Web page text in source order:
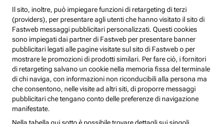
Il sito, inoltre, può impiegare funzioni di retargeting di terzi
(providers), per presentare agli utenti che hanno visitato il sito di
Fastweb messaggi pubblicitari personalizzati. Questi cookies
sono impiegati dai partner di Fastweb per presentare banner
pubblicitari legati alle pagine visitate sul sito di Fastweb o per
mostrare le promozioni di prodotti similari. Per fare ciò, i fornitori
di retargeting salvano un cookie nella memoria fissa del terminale
di chi naviga, con informazioni non riconducibili alla persona ma
che consentono, nelle visite ad altri siti, di proporre messaggi
pubblicitari che tengano conto delle preferenze di navigazione
manifestate.